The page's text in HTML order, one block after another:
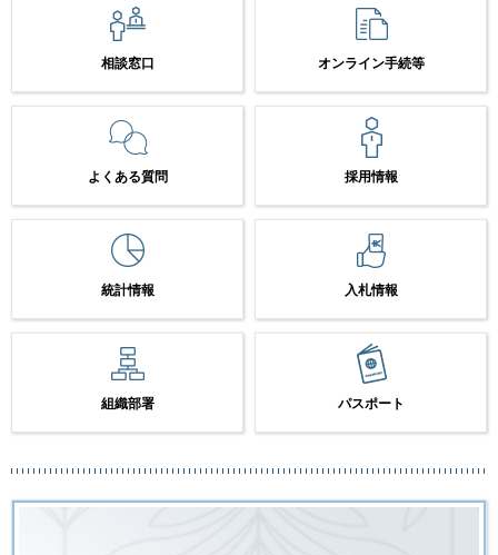
相談窓口 オンライン手続等
よくある質問 採用情報
統計情報 入札情報
組織部署 パスポート